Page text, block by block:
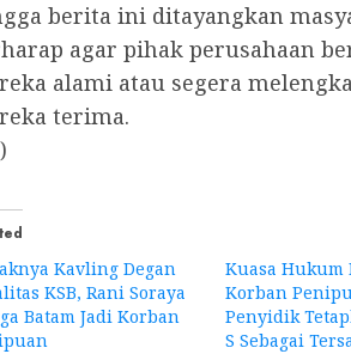
berita ini ditayangkan
agar pihak perusahaan
alami atau segera
terima.
Kavling Degan
KSB, Rani Soraya
Batam Jadi Korban
Kuasa Hukum
Korban
Penyidik
S Sebagai